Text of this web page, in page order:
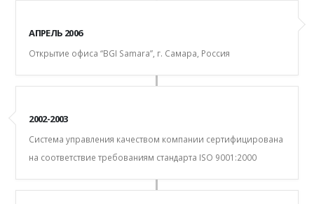
АПРЕЛЬ 2006
Открытие офиса “BGI Samara”, г. Самара, Россия
2002-2003
Система управления качеством компании сертифицирована
на соответствие требованиям стандарта ISO 9001:2000